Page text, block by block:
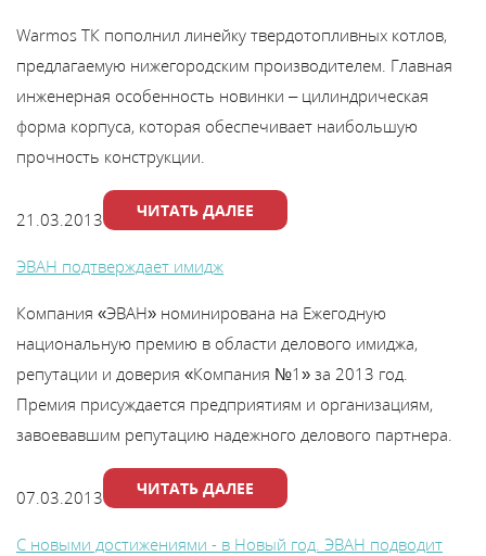
Информация
В
т
Warmos TК пополнил линейку твердотопливных котлов,
предлагаемую нижегородским производителем. Главная
инженерная особенность новинки – цилиндрическая
форма корпуса, которая обеспечивает наибольшую
прочность конструкции.
21.03.2013 ЧИТАТЬ ДАЛЕЕ
ЭВАН подтверждает имидж
Компания «ЭВАН» номинирована на Ежегодную
национальную премию в области делового имиджа,
репутации и доверия «Компания №1» за 2013 год.
Премия присуждается предприятиям и организациям,
завоевавшим репутацию надежного делового партнера.
07.03.2013 ЧИТАТЬ ДАЛЕЕ
С новыми достижениями - в Новый год. ЭВАН подводит